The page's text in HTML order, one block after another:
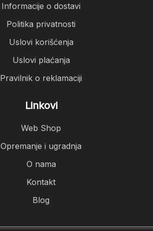
Informacije o dostavi
Politika privatnosti
Uslovi korišćenja
Uslovi plaćanja
Pravilnik o reklamaciji
Linkovi
Web Shop
Opremanje i ugradnja
O nama
Kontakt
Blog